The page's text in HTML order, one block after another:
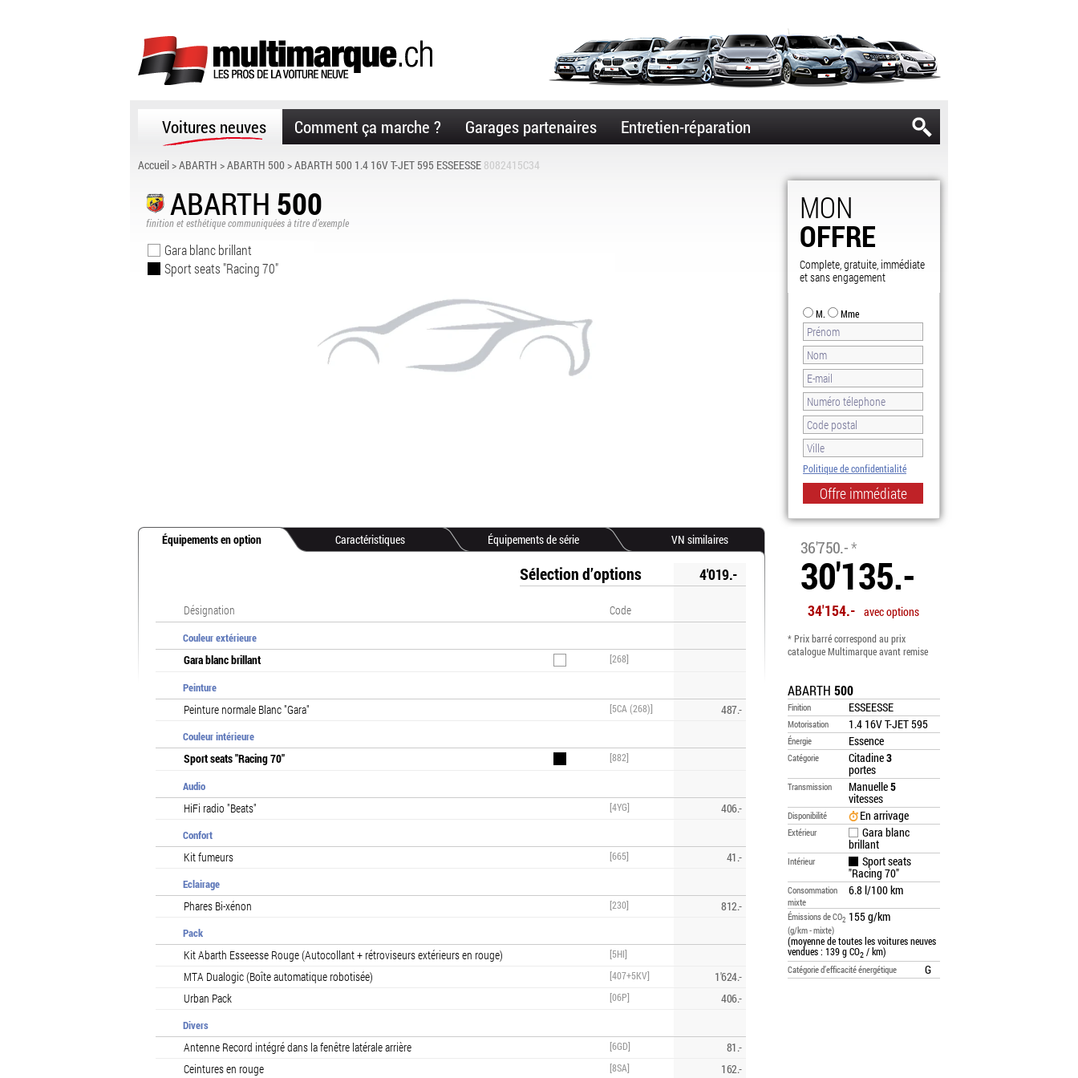
Voitures neuves Comment ça marche ? Garages partenaires Entretien-réparation
Accueil>ABARTH >ABARTH 500> ABARTH 500 1.4 16V T-JET 595 ESSEESSE 8082415C34
ABARTH 500
finition et esthétique communiquées à titre d’exemple
Gara blanc brillant
Sport seats "Racing 70"
MON
OFFRE
Complete, gratuite, immédiate
et sans engagement
M. Mme
Politique de confidentialité
Équipements en option Caractéristiques Équipements de série VN similaires
Sélection d’options 4'019.-
Désignation Code
Couleur extérieure
Gara blanc brillant [268]
Peinture
Peinture normale Blanc "Gara" [5CA (268)] 487.-
Couleur intérieure
Sport seats "Racing 70" [882]
Audio
HiFi radio "Beats" [4YG] 406.-
Confort
Kit fumeurs [665] 41.-
Eclairage
Phares Bi-xénon [230] 812.-
Pack
Kit Abarth Esseesse Rouge (Autocollant + rétroviseurs extérieurs en rouge) [5HI]
MTA Dualogic (Boîte automatique robotisée) [407+5KV]
1'624.-
Urban Pack
[06P] 406.-
Divers
Antenne Record intégré dans la fenêtre latérale arrière [6GD]
81.-
Ceintures en rouge
[8SA] 162.-
36'750.-*
30'135.-
34'154.- avec options
* Prix barré correspond au prix
catalogue Multimarque avant remise
ABARTH 500
Finition ESSEESSE
Motorisation 1.4 16V T-JET 595
Énergie Essence
Catégorie Citadine3
portes
Transmission Manuelle5
vitesses
Disponibilité En arrivage
Extérieur Gara blanc
brillant
Intérieur Sport seats
"Racing 70"
Consommation
mixte
6.8 l/100 km
Émissions de CO2
(g/km - mixte)
155 g/km
(moyenne de toutes les voitures neuves
vendues : 139 g CO2 / km)
Catégorie d’efficacité énergétique G